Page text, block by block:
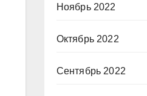
Ноябрь 2022
Октябрь 2022
Сентябрь 2022